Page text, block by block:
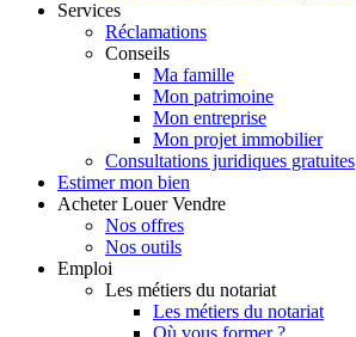
Services
Réclamations
Conseils
Ma famille
Mon patrimoine
Mon entreprise
Mon projet immobilier
Consultations juridiques gratuites
Estimer mon bien
Acheter Louer Vendre
Nos offres
Nos outils
Emploi
Les métiers du notariat
Les métiers du notariat
Où vous former ?